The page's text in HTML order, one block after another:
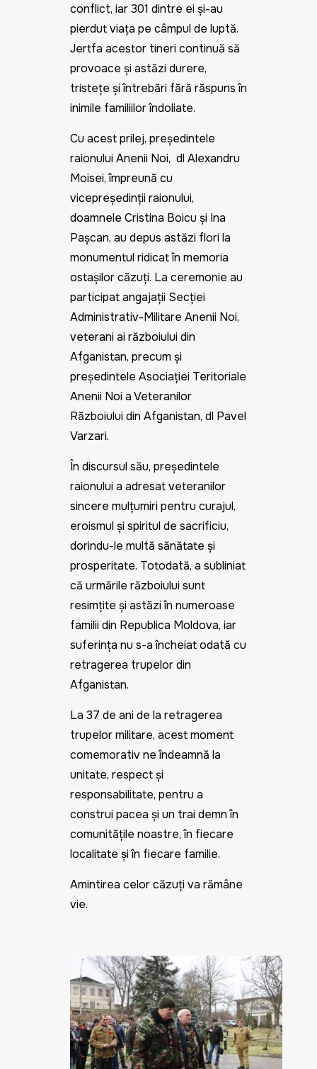
conflict, iar 301 dintre ei și-au
pierdut viața pe câmpul de luptă.
Jertfa acestor tineri continuă să
provoace și astăzi durere,
tristețe și întrebări fără răspuns în
inimile familiilor îndoliate.
Cu acest prilej, președintele
raionului Anenii Noi, dl Alexandru
Moisei, împreună cu
vicepreședinții raionului,
doamnele Cristina Boicu și Ina
Pașcan, au depus astăzi flori la
monumentul ridicat în memoria
ostașilor căzuți. La ceremonie au
participat angajații Secției
Administrativ-Militare Anenii Noi,
veterani ai războiului din
Afganistan, precum și
președintele Asociației Teritoriale
Anenii Noi a Veteranilor
Războiului din Afganistan, dl Pavel
Varzari.
În discursul său, președintele
raionului a adresat veteranilor
sincere mulțumiri pentru curajul,
eroismul și spiritul de sacrificiu,
dorindu-le multă sănătate și
prosperitate. Totodată, a subliniat
că urmările războiului sunt
resimțite și astăzi în numeroase
familii din Republica Moldova, iar
suferința nu s-a încheiat odată cu
retragerea trupelor din
Afganistan.
La 37 de ani de la retragerea
trupelor militare, acest moment
comemorativ ne îndeamnă la
unitate, respect și
responsabilitate, pentru a
construi pacea și un trai demn în
comunitățile noastre, în fiecare
localitate și în fiecare familie.
Amintirea celor căzuți va rămâne
vie.